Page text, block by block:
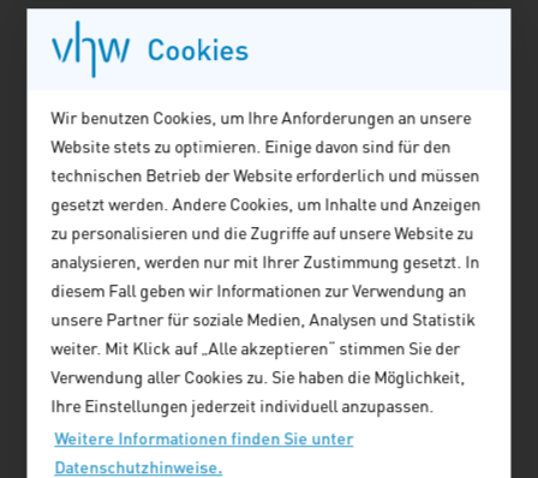
Cookies
Wir benutzen Cookies, um Ihre Anforderungen an unsere
Website stets zu optimieren. Einige davon sind für den
technischen Betrieb der Website erforderlich und müssen
gesetzt werden. Andere Cookies, um Inhalte und Anzeigen
zu personalisieren und die Zugriffe auf unsere Website zu
analysieren, werden nur mit Ihrer Zustimmung gesetzt. In
diesem Fall geben wir Informationen zur Verwendung an
unsere Partner für soziale Medien, Analysen und Statistik
weiter. Mit Klick auf „Alle akzeptieren“ stimmen Sie der
Verwendung aller Cookies zu. Sie haben die Möglichkeit,
Ihre Einstellungen jederzeit individuell anzupassen.
Weitere Informationen finden Sie unter
Datenschutzhinweise.
maßgeblichen Beitrag zu lebenswerten Quartieren für die
Bewohnerinnen und Bewohner sowohl in städtischen als
auch in ländlichen Räumen. Die Wirkung der
Umsetzung von Strategien für resiliente und zukunftsfähige
Lebensräume – von Hitzeanpassungsplänen über attraktive
Sport- und Bewegungsräume bis hin zur sozialgerechten
Quartiersentwicklung.
Die Bund-Länder-Vereinbarung ist am 16. Mai 2025 in Kraft
getreten. Auch im Jahr 2025 stellt der Bund erneut 790
Millionen Euro für die Städtebauförderung bereit. An den
Kosten der Städtebauförderung beteiligen sich Bund, Land
und Kommune je zu einem Drittel. Im aktuellen
Koalitionsvertrag für die 21. Legislaturperiode haben sich
die Regierungsparteien zudem darauf verständigt, die
Mittel für die Städtebauförderung schrittweise zu